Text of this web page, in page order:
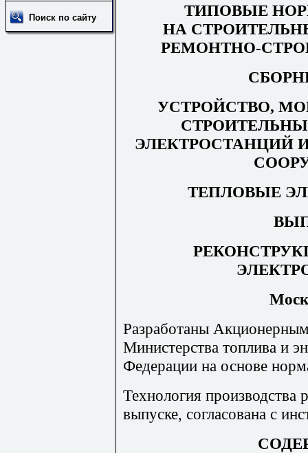
Поиск по сайту
ТИПОВЫЕ
НА
РЕМОНТНО-
УСТРОЙСТВО,
ЭЛЕКТРОСТАНЦИЙ
ТЕПЛОВЫЕ
Разработаны
Министерства топлива и
Федерации на основе
Технология производства
выпуске, согласована с